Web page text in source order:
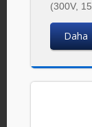
(300V,
Daha